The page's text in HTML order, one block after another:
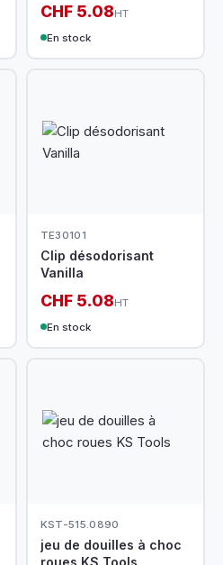
CHF 5.08HT
En stock
TE30101
Clip désodorisant
Vanilla
CHF 5.08HT
En stock
KST-515.0890
jeu de douilles à choc
roues KS Tools